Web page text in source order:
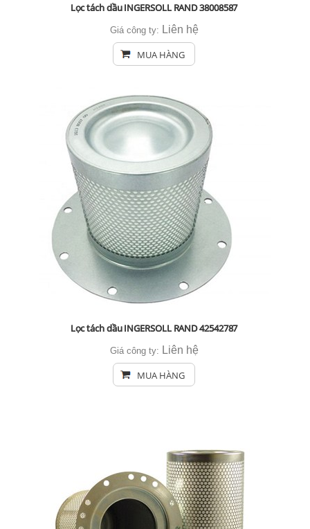
Lọc tách dầu INGERSOLL RAND 38008587
Giá công ty: Liên hệ
MUA HÀNG
Lọc tách dầu INGERSOLL RAND 42542787
Giá công ty: Liên hệ
MUA HÀNG